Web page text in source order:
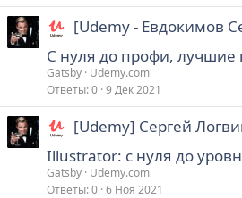
[Udemy - Евдокимов
С нуля до профи, лучшие
Gatsby Udemy.com
Ответы 0 9 Дек 2021
[Udemy] Сергей
Illustrator: с нуля до
Gatsby Udemy.com
Ответы 0 6 Ноя 2021